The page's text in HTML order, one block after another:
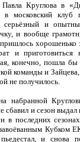
Круглова в
в московский клуб
серьёзный и
и вообще
хорошенько
и
конечно, пошла
команды и
не получилось.
набранной
сбавил и сезон
в последних
Кубком
и снова